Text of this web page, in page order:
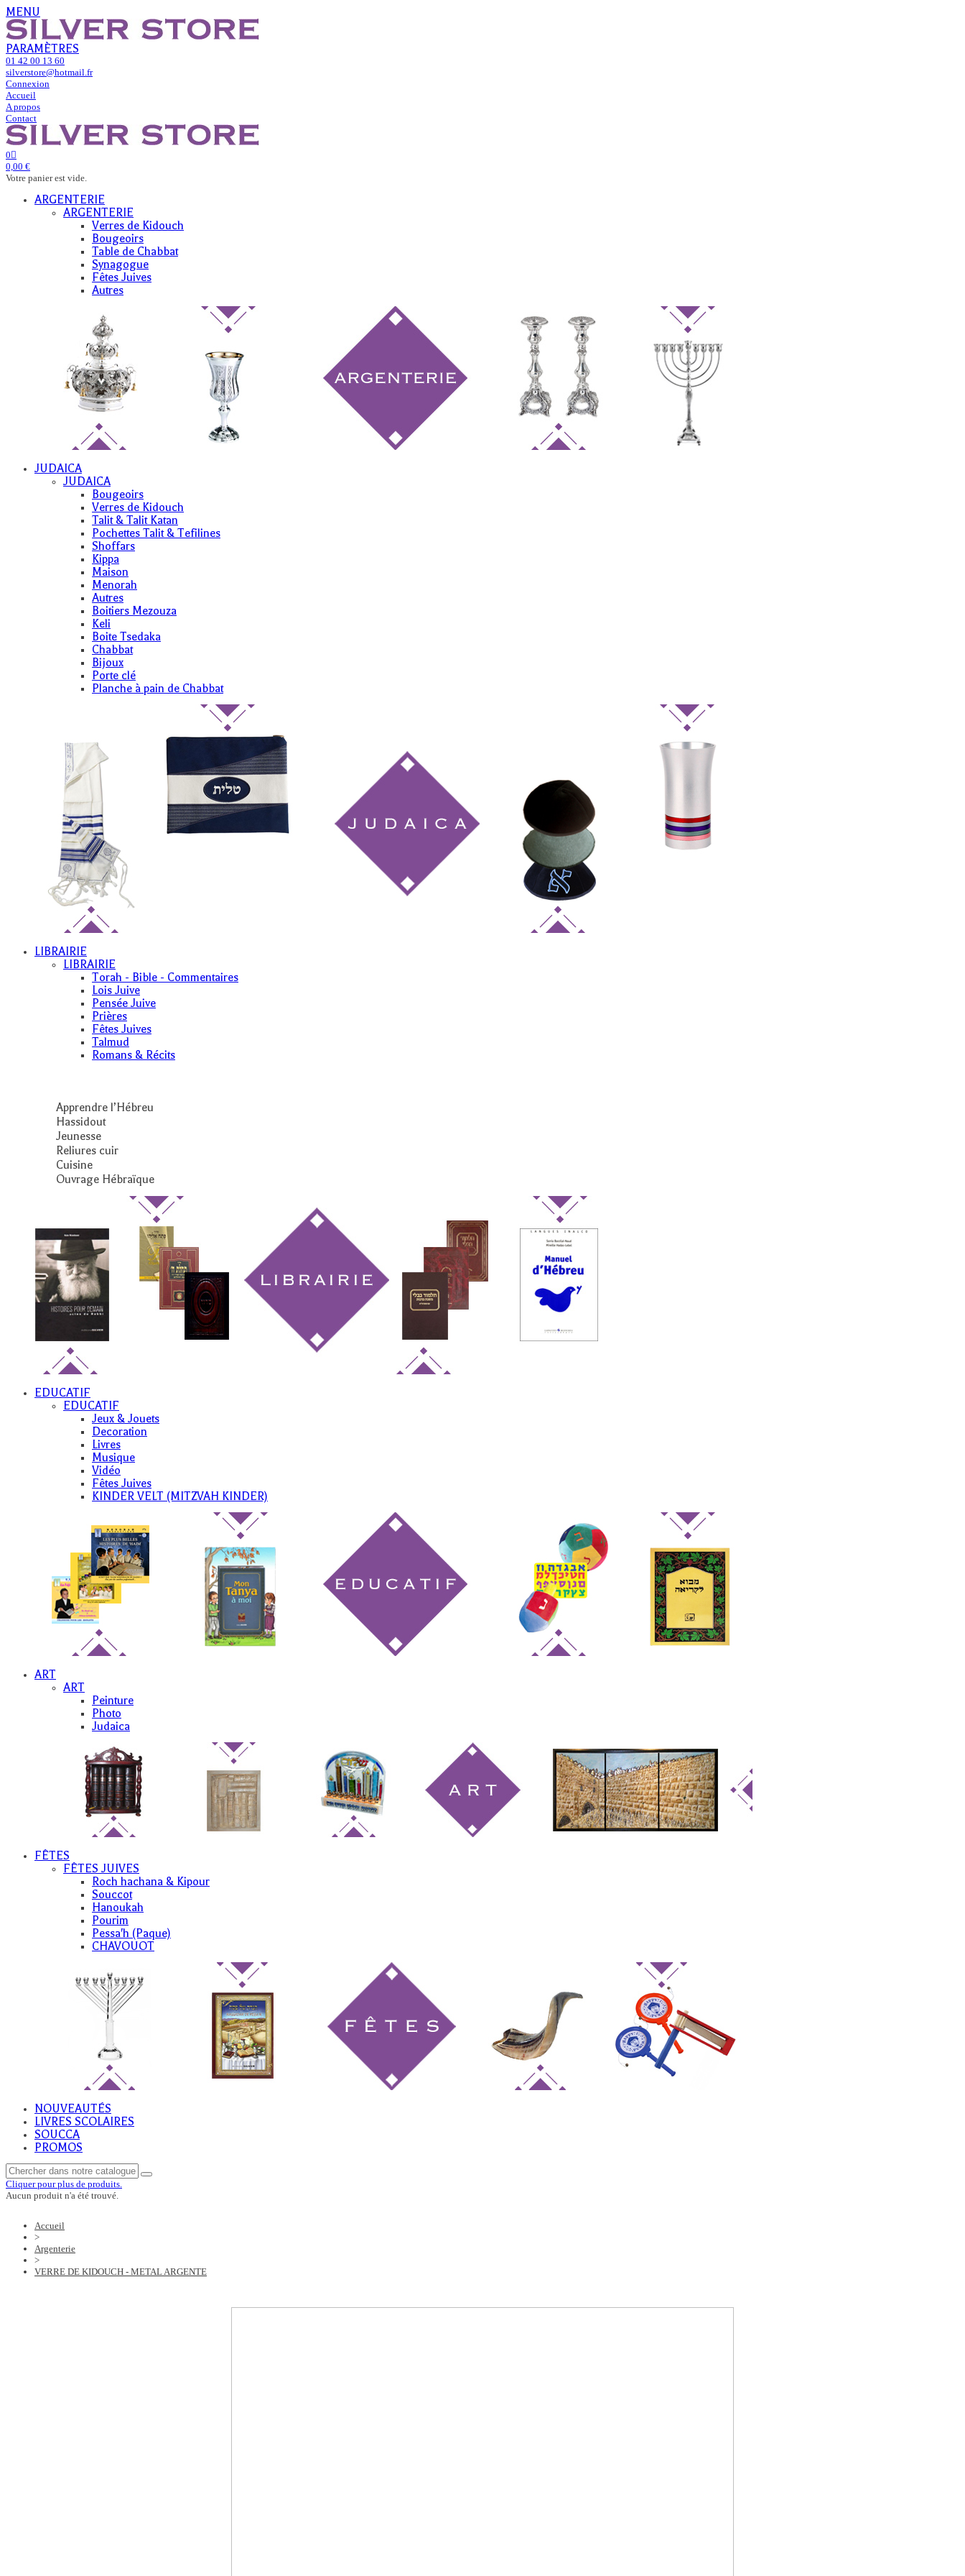
MENU
PARAMÈTRES
01 42 00 13 60
silverstore@hotmail.fr
Connexion
Accueil
A propos
Contact
0
0,00 €
Votre panier est vide.
ARGENTERIE
ARGENTERIE
Verres de Kidouch
Bougeoirs
Table de Chabbat
Synagogue
Fêtes Juives
Autres
JUDAICA
JUDAICA
Bougeoirs
Verres de Kidouch
Talit & Talit Katan
Pochettes Talit & Tefilines
Shoffars
Kippa
Maison
Menorah
Autres
Boitiers Mezouza
Keli
Boite Tsedaka
Chabbat
Bijoux
Porte clé
Planche à pain de Chabbat
LIBRAIRIE
LIBRAIRIE
Torah - Bible - Commentaires
Lois Juive
Pensée Juive
Prières
Fêtes Juives
Talmud
Romans & Récits
Apprendre l’Hébreu
Hassidout
Jeunesse
Reliures cuir
Cuisine
Ouvrage Hébraïque
EDUCATIF
EDUCATIF
Jeux & Jouets
Decoration
Livres
Musique
Vidéo
Fêtes Juives
KINDER VELT (MITZVAH KINDER)
ART
ART
Peinture
Photo
Judaica
FÊTES
FÊTES JUIVES
Roch hachana & Kipour
Souccot
Hanoukah
Pourim
Pessa'h (Paque)
CHAVOUOT
NOUVEAUTÉS
LIVRES SCOLAIRES
SOUCCA
PROMOS
Cliquer pour plus de produits.
Aucun produit n'a été trouvé.
Accueil
>
Argenterie
>
VERRE DE KIDOUCH - METAL ARGENTE